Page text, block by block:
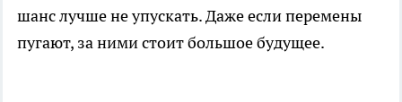
шанс лучше не упускать. Даже если перемены
пугают, за ними стоит большое будущее.